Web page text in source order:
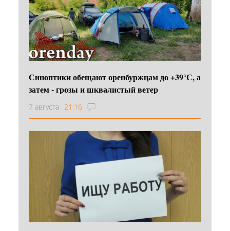
Синоптики обещают оренбуржцам до +39°С, а
затем - грозы и шквалистый ветер
7 августа 21:16